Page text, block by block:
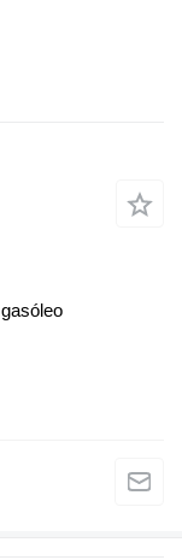
gasóleo